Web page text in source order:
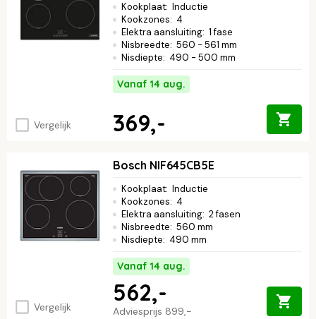
Vergelijk
Kookplaat: Inductie
Kookzones: 4
Elektra aansluiting: 1 fase
Nisbreedte: 560 - 561 mm
Nisdiepte: 490 - 500 mm
Vanaf 14 aug.
369,-
Vergelijk
Bosch NIF645CB5E
Kookplaat: Inductie
Kookzones: 4
Elektra aansluiting: 2 fasen
Nisbreedte: 560 mm
Nisdiepte: 490 mm
Vanaf 14 aug.
Adviesprijs 899,-
562,-